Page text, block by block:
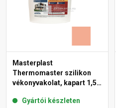
Masterplast
Thermomaster szilikon
vékonyvakolat, kapart 1,5
Gyártói készleten